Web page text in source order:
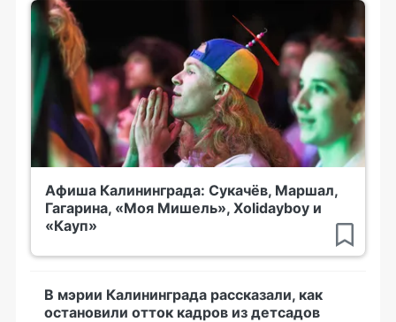
Афиша Калининграда: Сукачёв, Маршал,
Гагарина, «Моя Мишель», Xolidayboy и
«Кауп»
В мэрии Калининграда рассказали, как
остановили отток кадров из детсадов